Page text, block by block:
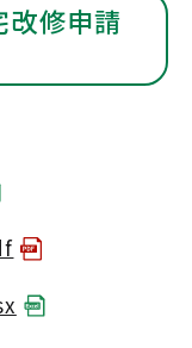
改修申請